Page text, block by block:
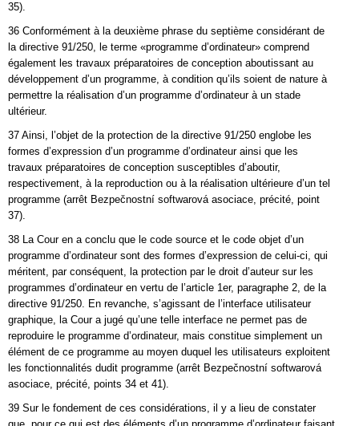
35).
36 Conformément à la deuxième phrase du septième considérant de
la directive 91/250, le terme «programme d’ordinateur» comprend
également les travaux préparatoires de conception aboutissant au
développement d’un programme, à condition qu’ils soient de nature à
permettre la réalisation d’un programme d’ordinateur à un stade
ultérieur.
37 Ainsi, l’objet de la protection de la directive 91/250 englobe les
formes d’expression d’un programme d’ordinateur ainsi que les
travaux préparatoires de conception susceptibles d’aboutir,
respectivement, à la reproduction ou à la réalisation ultérieure d’un tel
programme (arrêt Bezpečnostní softwarová asociace, précité, point
37).
38 La Cour en a conclu que le code source et le code objet d’un
programme d’ordinateur sont des formes d’expression de celui-ci, qui
méritent, par conséquent, la protection par le droit d’auteur sur les
programmes d’ordinateur en vertu de l’article 1er, paragraphe 2, de la
directive 91/250. En revanche, s’agissant de l’interface utilisateur
graphique, la Cour a jugé qu’une telle interface ne permet pas de
reproduire le programme d’ordinateur, mais constitue simplement un
élément de ce programme au moyen duquel les utilisateurs exploitent
les fonctionnalités dudit programme (arrêt Bezpečnostní softwarová
asociace, précité, points 34 et 41).
39 Sur le fondement de ces considérations, il y a lieu de constater